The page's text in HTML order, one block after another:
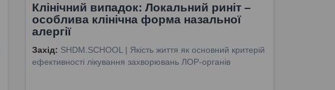
Клінічний випадок: Локальний риніт –
особлива клінічна форма назальної
алергії
Захід: SHDM.SCHOOL | Якість життя як основний критерій
ефективності лікування захворювань ЛОР-органів